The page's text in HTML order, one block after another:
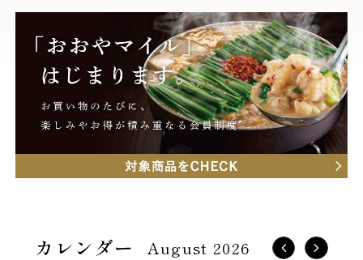
August 2026